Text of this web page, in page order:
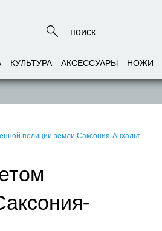
КУЛЬТУРА АКСЕССУАРЫ НОЖИ
полиции земли Саксония-Анхальт